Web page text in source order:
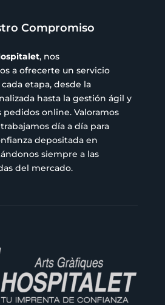
Compromiso
, nos
a ofrecerte un servicio
etapa, desde la
hasta la gestión ágil y
online. Valoramos
día a día para
depositada en
siempre a las
del mercado.